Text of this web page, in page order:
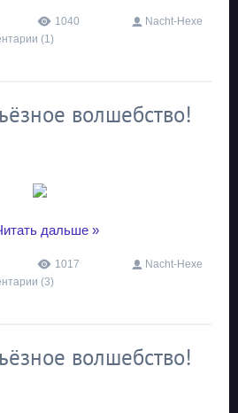
1040
Nacht-Hexe
(1)
волшебство!
дальше »
1017
Nacht-Hexe
(3)
волшебство!